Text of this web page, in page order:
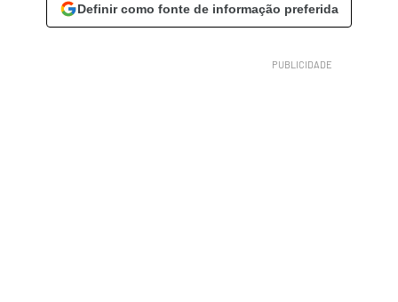
Definir como fonte de informação preferida